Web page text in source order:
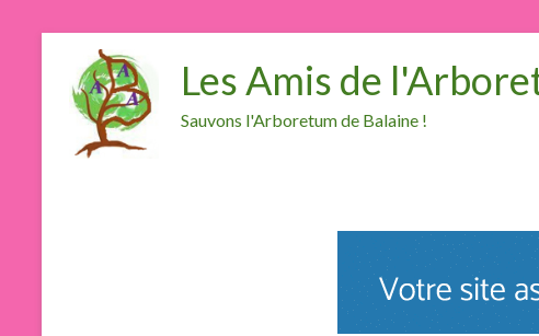
Les Amis de
Sauvons l'Arboretum de Balaine !